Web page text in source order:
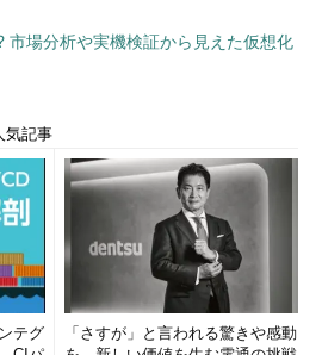
市場分析や実機検証から見えた仮想化
気記事
テグ
「さすが」と言われる驚きや感動